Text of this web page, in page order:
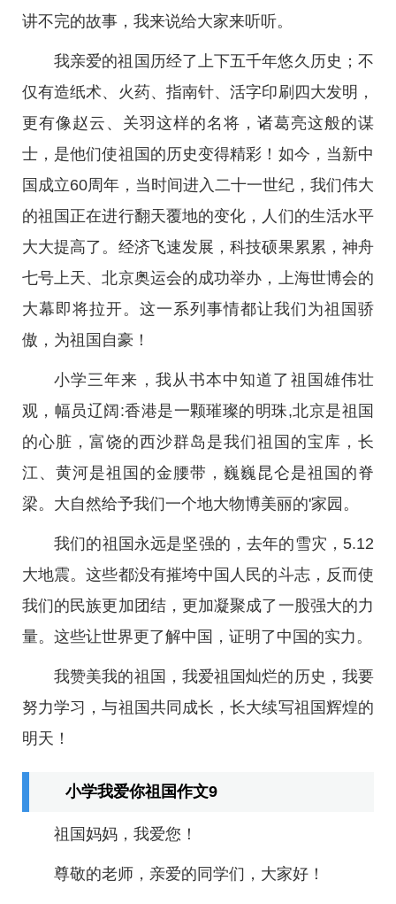
讲不完的故事，我来说给大家来听听。
我亲爱的祖国历经了上下五千年悠久历史；不
仅有造纸术、火药、指南针、活字印刷四大发明，
更有像赵云、关羽这样的名将，诸葛亮这般的谋
士，是他们使祖国的历史变得精彩！如今，当新中
国成立60周年，当时间进入二十一世纪，我们伟大
的祖国正在进行翻天覆地的变化，人们的生活水平
大大提高了。经济飞速发展，科技硕果累累，神舟
七号上天、北京奥运会的成功举办，上海世博会的
大幕即将拉开。这一系列事情都让我们为祖国骄
傲，为祖国自豪！
小学三年来，我从书本中知道了祖国雄伟壮
观，幅员辽阔:香港是一颗璀璨的明珠,北京是祖国
的心脏，富饶的西沙群岛是我们祖国的宝库，长
江、黄河是祖国的金腰带，巍巍昆仑是祖国的脊
梁。大自然给予我们一个地大物博美丽的'家园。
我们的祖国永远是坚强的，去年的雪灾，5.12
大地震。这些都没有摧垮中国人民的斗志，反而使
我们的民族更加团结，更加凝聚成了一股强大的力
量。这些让世界更了解中国，证明了中国的实力。
我赞美我的祖国，我爱祖国灿烂的历史，我要
努力学习，与祖国共同成长，长大续写祖国辉煌的
明天！
小学我爱你祖国作文9
祖国妈妈，我爱您！
尊敬的老师，亲爱的同学们，大家好！